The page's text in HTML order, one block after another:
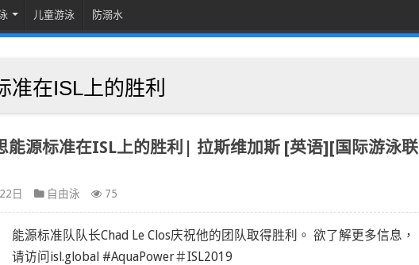
儿童游泳 防溺水
准在ISL上的胜利
能源标准在ISL上的胜利| 拉斯维加斯 [英语][国际游泳联
日 自由泳 75
能源标准队队长Chad Le Clos庆祝他的团队取得胜利。 欲了解更多信息，
请访问isl.global #AquaPower＃ISL2019